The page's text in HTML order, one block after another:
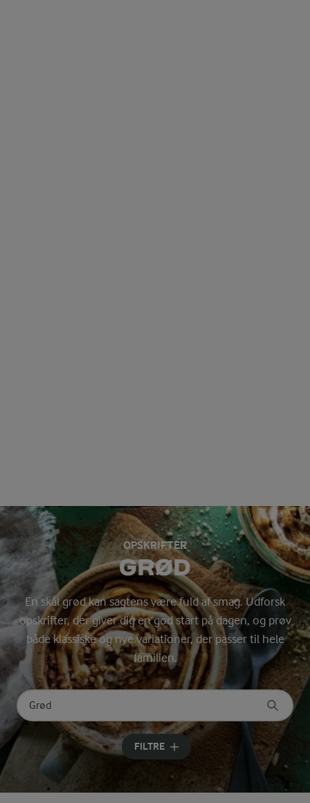
OPSKRIFTER
GRØD
En skål grød kan sagtens være fuld af smag. Udforsk
opskrifter, der giver dig en god start på dagen, og prøv
både klassiske og nye variationer, der passer til hele
familien.
Søg på kategori
Indtast søgeord for at søge
FILTRE